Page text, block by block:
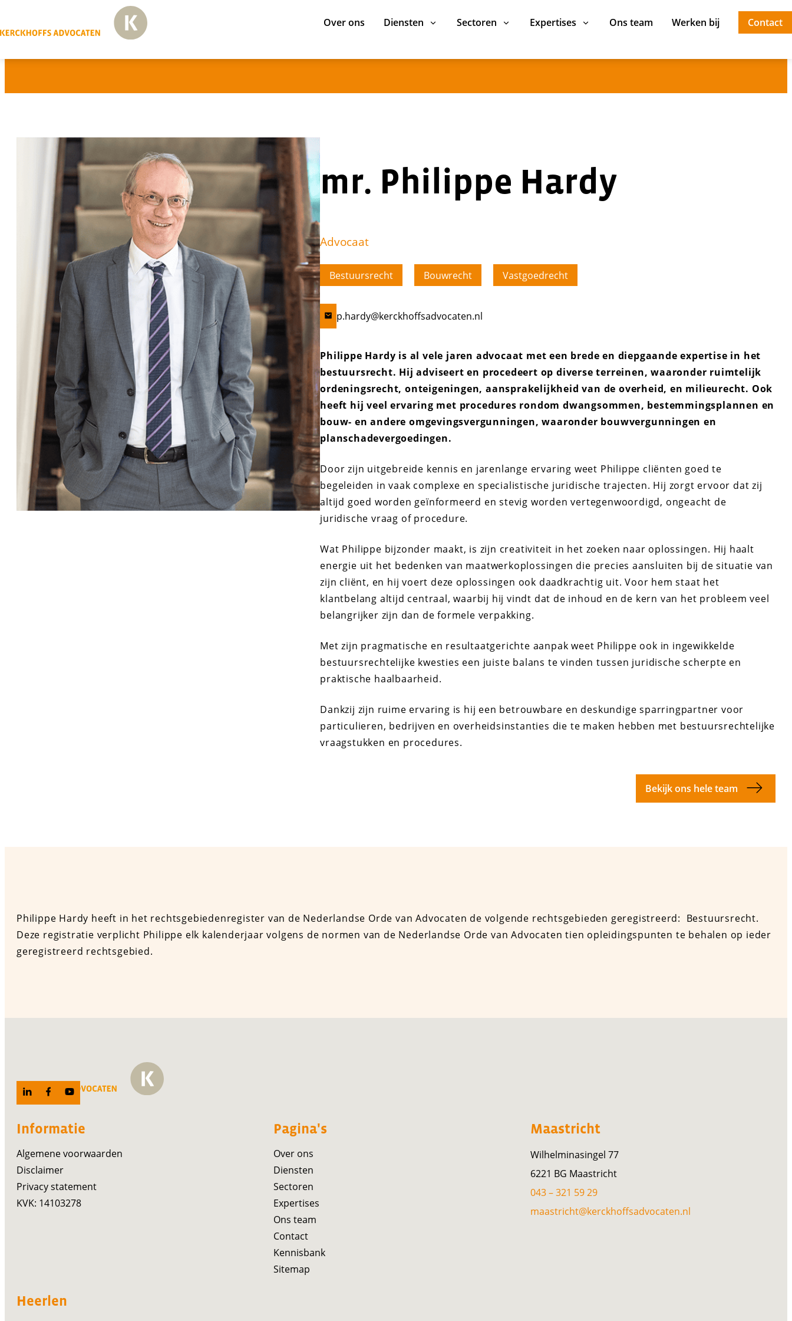
Over ons Diensten Sectoren Expertises Ons team Werken bij Contact
mr. Philippe Hardy
Advocaat
Bestuursrecht Bouwrecht Vastgoedrecht
p.hardy@kerckhoffsadvocaten.nl
Philippe Hardy is al vele jaren advocaat met een brede en diepgaande expertise in het
bestuursrecht. Hij adviseert en procedeert op diverse terreinen, waaronder ruimtelijk
ordeningsrecht, onteigeningen, aansprakelijkheid van de overheid, en milieurecht. Ook
heeft hij veel ervaring met procedures rondom dwangsommen, bestemmingsplannen en
bouw- en andere omgevingsvergunningen, waaronder bouwvergunningen en
planschadevergoedingen.
Door zijn uitgebreide kennis en jarenlange ervaring weet Philippe cliënten goed te
begeleiden in vaak complexe en specialistische juridische trajecten. Hij zorgt ervoor dat zij
altijd goed worden geïnformeerd en stevig worden vertegenwoordigd, ongeacht de
juridische vraag of procedure.
Wat Philippe bijzonder maakt, is zijn creativiteit in het zoeken naar oplossingen. Hij haalt
energie uit het bedenken van maatwerkoplossingen die precies aansluiten bij de situatie van
zijn cliënt, en hij voert deze oplossingen ook daadkrachtig uit. Voor hem staat het
klantbelang altijd centraal, waarbij hij vindt dat de inhoud en de kern van het probleem veel
belangrijker zijn dan de formele verpakking.
Met zijn pragmatische en resultaatgerichte aanpak weet Philippe ook in ingewikkelde
bestuursrechtelijke kwesties een juiste balans te vinden tussen juridische scherpte en
praktische haalbaarheid.
Dankzij zijn ruime ervaring is hij een betrouwbare en deskundige sparringpartner voor
particulieren, bedrijven en overheidsinstanties die te maken hebben met bestuursrechtelijke
vraagstukken en procedures.
Bekijk ons hele team
Philippe Hardy heeft in het rechtsgebiedenregister van de Nederlandse Orde van Advocaten de volgende rechtsgebieden geregistreerd: Bestuursrecht.
Deze registratie verplicht Philippe elk kalenderjaar volgens de normen van de Nederlandse Orde van Advocaten tien opleidingspunten te behalen op ieder
geregistreerd rechtsgebied.
Informatie
Algemene voorwaarden
Disclaimer
Privacy statement
KVK: 14103278
Pagina's
Over ons
Diensten
Sectoren
Expertises
Ons team
Contact
Kennisbank
Sitemap
Maastricht
Wilhelminasingel 77
6221 BG Maastricht
043 – 321 59 29
maastricht@kerckhoffsadvocaten.nl
Heerlen